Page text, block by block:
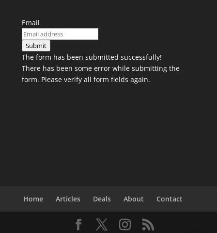
Email
Submit
The form has been submitted successfully!
There has been some error while submitting the
form. Please verify all form fields again.
Home Articles Deals About Contact